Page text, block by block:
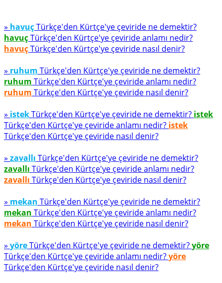
» havuçTürkçe'den Kürtçe'ye çeviride ne demektir?
havuçTürkçe'den Kürtçe'ye çeviride anlamı nedir?
havuçTürkçe'den Kürtçe'ye çeviride nasıl denir?
» ruhum Türkçe'den Kürtçe'ye çeviride ne demektir?
ruhum Türkçe'den Kürtçe'ye çeviride anlamı nedir?
ruhum Türkçe'den Kürtçe'ye çeviride nasıl denir?
» istekTürkçe'den Kürtçe'ye çeviride ne demektir? istek
Türkçe'den Kürtçe'ye çeviride anlamı nedir? istek
Türkçe'den Kürtçe'ye çeviride nasıl denir?
» zavallı Türkçe'den Kürtçe'ye çeviride ne demektir?
zavallı Türkçe'den Kürtçe'ye çeviride anlamı nedir?
zavallı Türkçe'den Kürtçe'ye çeviride nasıl denir?
» mekan Türkçe'den Kürtçe'ye çeviride ne demektir?
mekan Türkçe'den Kürtçe'ye çeviride anlamı nedir?
mekan Türkçe'den Kürtçe'ye çeviride nasıl denir?
» yöreTürkçe'den Kürtçe'ye çeviride ne demektir?yöre
Türkçe'den Kürtçe'ye çeviride anlamı nedir?yöre
Türkçe'den Kürtçe'ye çeviride nasıl denir?